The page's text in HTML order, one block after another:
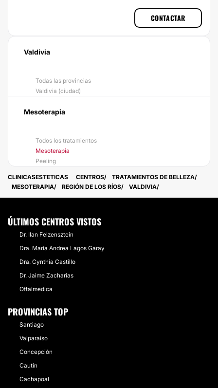
CONTACTAR
Valdivia
Todas las provincias
Valdivia (ciudad)
Mesoterapia
Todos los tratamientos
Mesoterapia
Peeling
CLINICASESTETICAS CENTROS
TRATAMIENTOS DE BELLEZA
MESOTERAPIA
REGIÓN DE LOS RÍOS VALDIVIA
ÚLTIMOS CENTROS VISTOS
Dr. Ilan Felzensztein
Dra. María Andrea Lagos Garay
Dra. Cynthia Castillo
Dr. Jaime Zacharias
Oftalmedica
PROVINCIAS TOP
Santiago
Valparaíso
Concepción
Cautín
Cachapoal